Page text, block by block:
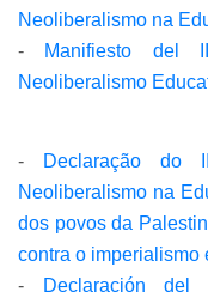
Neoliberalismo na
- Manifiesto del
Neoliberalismo
-
Declaração do
Neoliberalismo na
dos povos da
contra o imperialismo
-
Declaración